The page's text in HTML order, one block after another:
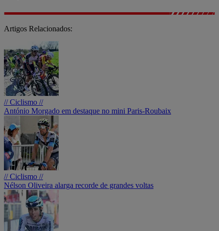
Artigos Relacionados:
// Ciclismo //
António Morgado em destaque no mini Paris-Roubaix
// Ciclismo //
Nélson Oliveira alarga recorde de grandes voltas